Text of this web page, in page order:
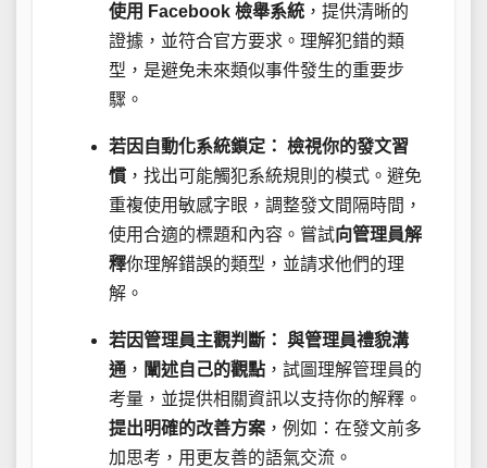
使用 Facebook 檢舉系統 ，提供清晰的
證據，並符合官方要求。理解犯錯的類
型，是避免未來類似事件發生的重要步
驟。
若因自動化系統鎖定： 檢視你的發文習
慣 ，找出可能觸犯系統規則的模式。避免
重複使用敏感字眼，調整發文間隔時間，
使用合適的標題和內容。嘗試向管理員解
釋你理解錯誤的類型，並請求他們的理
解。
若因管理員主觀判斷： 與管理員禮貌溝
通 ， 闡述自己的觀點 ，試圖理解管理員的
考量，並提供相關資訊以支持你的解釋。
提出明確的改善方案 ，例如：在發文前多
加思考，用更友善的語氣交流。